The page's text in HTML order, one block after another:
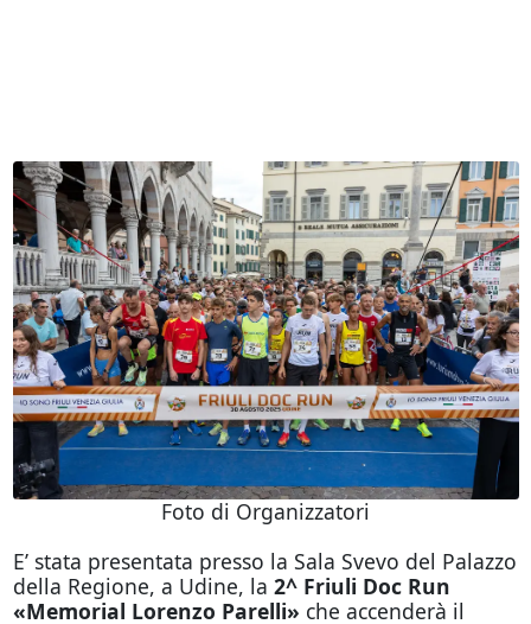
Foto di Organizzatori
E’ stata presentata presso la Sala Svevo del Palazzo
della Regione, a Udine, la 2^ Friuli Doc Run
«Memorial Lorenzo Parelli» che accenderà il